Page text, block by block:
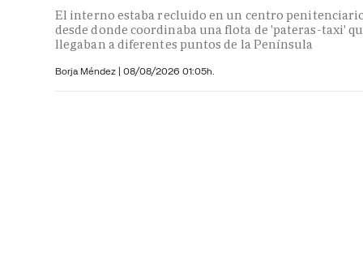
El interno estaba recluido en un centro
desde donde coordinaba una flota de 'pateras-taxi'
llegaban a diferentes puntos de la Península
Borja Méndez | 08/08/2026 01:05h.